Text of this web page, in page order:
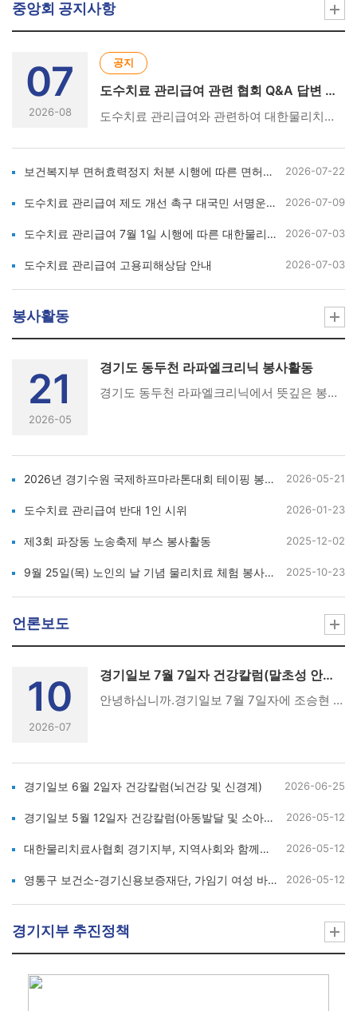
중앙회 공지사항
07
2026-08
공지
도수치료 관리급여 관련 협회 Q&A 답변 및 성명서 현황
도수치료 관리급여와 관련하여 대한물리치료사협회에서 발표한 Q&A 답변서와 성명서 현황입니다. [아래의 링크를 클릭하세요👇] ① 도수치료 관리급여 시행 관련 협회 Q&A 답변서 및 참고 자료https://m.site.naver.com/2e2DQ ② 도수치료 관리급여 7월 1일 시행에 따른 대한물리치료사협회 성명서(26.6.17)https://m.site.naver.com/2e2E5 ③ 7월 1일 도수치료 관리급여 시행 관련 협회 진행 경과 및 강력 대응 방안 성명서(26.6.16.)https://m.site.naver.com/2e2Eb ④ 도수치료 관리급여 관련 간담회 결과 성명서(26.6.15.)https://m.site.naver.com/2e2Eh ⑤ 건강보험정책심의위원회 도수치료 관리급여 강행 관련 대한물리치료사협회의 강력 규탄 및 총력 대응 성명서(26.6.4.) https://m.site.naver.com/2e2Ep
보건복지부 면허효력정지 처분 시행에 따른 면허신고 안내 2026-07-22
도수치료 관리급여 제도 개선 촉구 대국민 서명운동 및 피해사례 수집 안내 2026-07-09
도수치료 관리급여 7월 1일 시행에 따른 대한물리치료사협회 성명서 2026-07-03
도수치료 관리급여 고용피해상담 안내 2026-07-03
봉사활동
21
2026-05
경기도 동두천 라파엘크리닉 봉사활동
경기도 동두천 라파엘크리닉에서 뜻깊은 봉사활동을 진행하였습니다.전 경기도 복지이사이신 노근섭 선생님과 함께하며 더욱 보람 있는 하루를 보낼 수 있었습니다.비가 오는 날씨에도 불구하고 먼 길을 마다하지 않고 동두천까지 찾아와 주신따뜻한 마음에 다시 한번 깊이 감사드립니다.한때 김구식 전 회장님과 노근섭 전 복지이사님 시절에 봉사활동이 가장 활발하게 이루어졌던 기억이 있습니다.이번에도 다시 동두천 라파엘크리닉 봉사활동에 관심과 애정을 가져주신김구식 전 회장님과 노근섭 전 이사님께 진심으로 감사의 말씀을 드립니다.앞으로도 물리치료사의 가치를 더욱 높일 수 있는 봉사활동에많은 일반 회원님들의 관심과 참여를 부탁드리겠습니다.감사합니다.
2026년 경기수원 국제하프마라톤대회 테이핑 봉사활동 2026-05-21
도수치료 관리급여 반대 1인 시위 2026-01-23
제3회 파장동 노송축제 부스 봉사활동 2025-12-02
9월 25일(목) 노인의 날 기념 물리치료 체험 봉사활동 2025-10-23
언론보도
10
2026-07
경기일보 7월 7일자 건강칼럼(말초성 안면마비 재활)
안녕하십니까.경기일보 7월 7일자에 조승현 경기지부 대외협력부회장의건강칼럼이 게재되어 공유드립니다.이번 칼럼은 '말초성 안면마비 재활'에 다루고 있습니다.회원 여러분의 많은 관심과 열람 부탁드립니다.
경기일보 6월 2일자 건강칼럼(뇌건강 및 신경계) 2026-06-25
경기일보 5월 12일자 건강칼럼(아동발달 및 소아물리치료) 2026-05-12
대한물리치료사협회 경기지부, 지역사회와 함께하는 임산부·가임기 여성 건강교육 2026-05-12
영통구 보건소-경기신용보증재단, 가임기 여성 바른 자세 프로그램 운영... 2026-05-12
경기지부 추진정책